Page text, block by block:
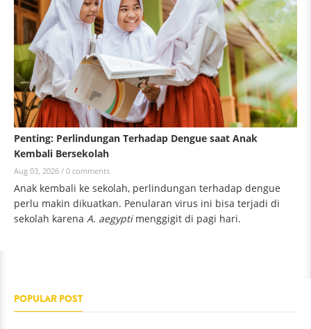
Penting: Perlindungan Terhadap Dengue saat Anak
Kembali Bersekolah
Aug 03, 2026 / 0 comments
Anak kembali ke sekolah, perlindungan terhadap dengue
perlu makin dikuatkan. Penularan virus ini bisa terjadi di
sekolah karena A. aegyptimenggigit di pagi hari.
POPULAR POST